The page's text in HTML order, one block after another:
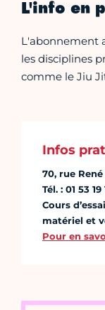
L'info en
L'abonnement
les disciplines
comme le Jiu
Infos
70, rue
Tél. : 01 53 19
Cours
matériel et
Pour en